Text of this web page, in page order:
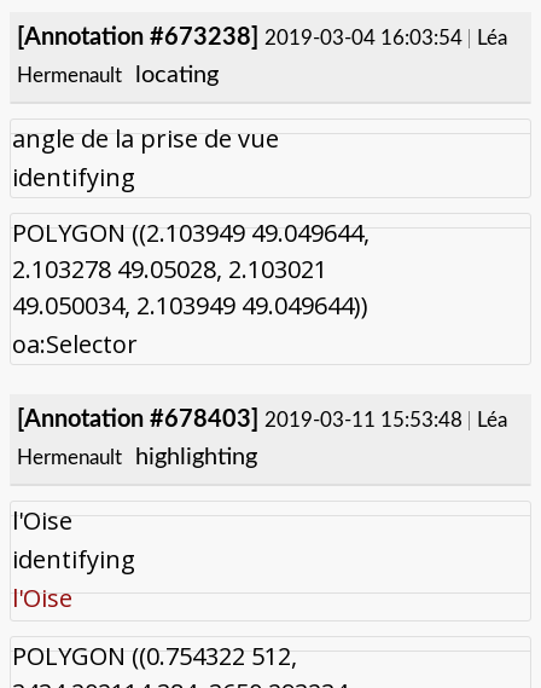
[Annotation #673238] 2019-03-04 16:03:54
Léa
Hermenault
locating
angle de la prise de vue
identifying
POLYGON ((2.103949 49.049644,
2.103278 49.05028, 2.103021
49.050034, 2.103949 49.049644))
oa:Selector
[Annotation #678403] 2019-03-11 15:53:48
Léa
Hermenault
highlighting
l'Oise
identifying
l'Oise
POLYGON ((0.754322 512,